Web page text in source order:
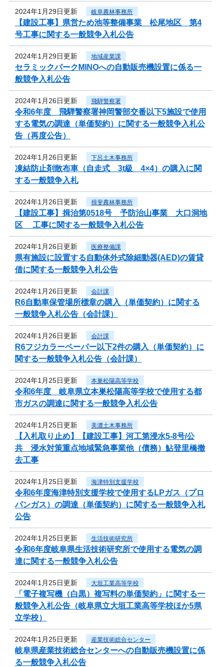
2024年1月29日更新 岐阜農林事務所
【建設工事】県営ため池等整備事業 松尾地区 第4
号工事に関する一般競争入札公告
2024年1月29日更新 地域産業課
セラミックパークMINOへの自動販売機設置に係る一
般競争入札公告
2024年1月26日更新 飛騨警察署
令和6年度 飛騨警察署神岡警部交番以下5施設で使用
する電気の調達（単価契約）に関する一般競争入札公
告（再度公告）
2024年1月26日更新 下呂土木事務所
凍結防止剤散布車（自走式 3t級 4×4）の購入に関
する一般競争入札
2024年1月26日更新 揖斐農林事務所
【建設工事】揖治第0518号 予防治山事業 大口洞地
区 工事に関する一般競争入札公告
2024年1月26日更新 医療整備課
県有施設に設置する自動体外式除細動器(AED)の賃貸
借に関する一般競争入札公告
2024年1月26日更新 会計課
R6自動車保管場所標章の購入（単価契約）に関する
一般競争入札公告（会計課）
2024年1月26日更新 会計課
R6フジカラーペーパー以下2件の購入（単価契約）に
関する一般競争入札公告（会計課）
2024年1月25日更新 本巣松陽高等学校
令和6年度 岐阜県立本巣松陽高等学校で使用する都
市ガスの調達に関する一般競争入札公告
2024年1月25日更新 美濃土木事務所
【入札取り止め】【建設工事】河工第浸水5-8号/公
共 浸水対策重点地域緊急事業他（債務）鮎登里橋撤
去工事
2024年1月25日更新 海津特別支援学校
令和6年度海津特別支援学校で使用するLPガス（プロ
パンガス）の調達（単価契約）に関する一般競争入札
公告
2024年1月25日更新 生活技術研究所
令和6年度岐阜県生活技術研究所で使用する電気の調
達に関する一般競争入札公告
2024年1月25日更新 大垣工業高等学校
「電子複写機（白黒）複写料の単価契約」に関する一
般競争入札公告（岐阜県立大垣工業高等学校ほか5県
立学校）
2024年1月25日更新 産業技術総合センター
岐阜県産業技術総合センターへの自動販売機設置に係
る一般競争入札公告